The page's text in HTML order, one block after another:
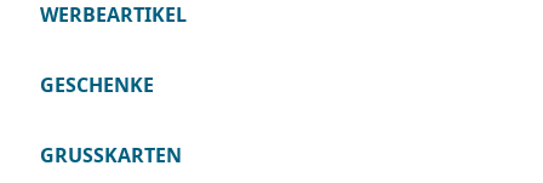
WERBEARTIKEL
GESCHENKE
GRUSSKARTEN